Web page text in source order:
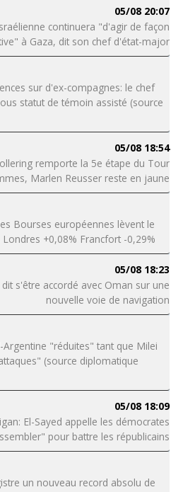
05/08 20:07
continuera "d'agir de façon
à Gaza, dit son chef d'état-major
sur d'ex-compagnes: le chef
statut de témoin assisté (source
05/08 18:54
remporte la 5e étape du Tour
Marlen Reusser reste en jaune
Bourses européennes lèvent le
Londres +0,08% Francfort -0,29%
05/08 18:23
s'être accordé avec Oman sur une
nouvelle voie de navigation
Argentine "réduites" tant que Milei
(source diplomatique
05/08 18:09
El-Sayed appelle les démocrates
pour battre les républicains
un nouveau record absolu de